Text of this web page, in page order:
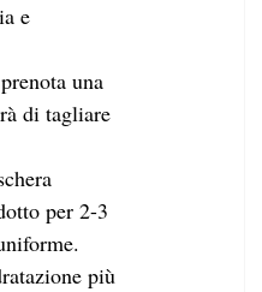
e
una
di tagliare
per 2-3
più